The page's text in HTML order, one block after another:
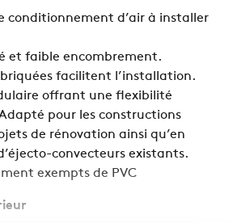
conditionnement d’air à installer
et faible encombrement.
facilitent l’installation.
offrant une flexibilité
pour les constructions
de rénovation ainsi qu’en
convecteurs existants.
exempts de PVC